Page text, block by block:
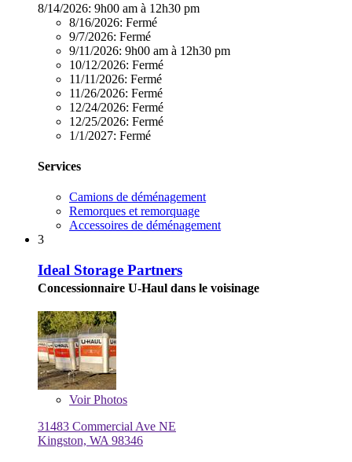
8/14/2026: 9h00 am à 12h30 pm
8/16/2026: Fermé
9/7/2026: Fermé
9/11/2026: 9h00 am à 12h30 pm
10/12/2026: Fermé
11/11/2026: Fermé
11/26/2026: Fermé
12/24/2026: Fermé
12/25/2026: Fermé
1/1/2027: Fermé
Services
Camions de déménagement
Remorques et remorquage
Accessoires de déménagement
3
Ideal Storage Partners
Concessionnaire U-Haul dans le voisinage
VoirPhotos
31483 Commercial Ave NE
Kingston, WA 98346